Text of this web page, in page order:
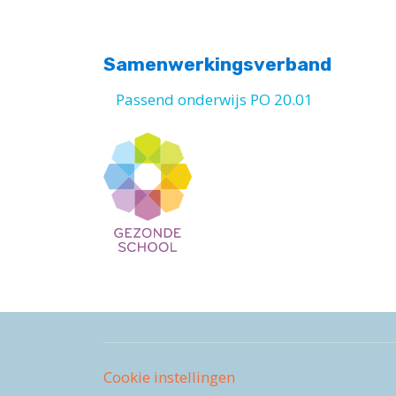
Samenwerkingsverband
Passend onderwijs PO 20.01
Cookie instellingen